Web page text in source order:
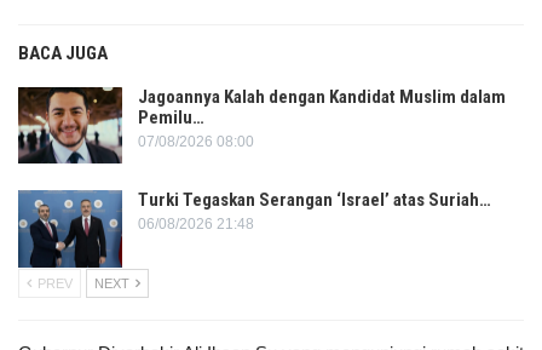
BACA JUGA
Jagoannya Kalah dengan Kandidat Muslim dalam
Pemilu…
07/08/2026 08:00
Turki Tegaskan Serangan ‘Israel’ atas Suriah…
06/08/2026 21:48
PREV NEXT